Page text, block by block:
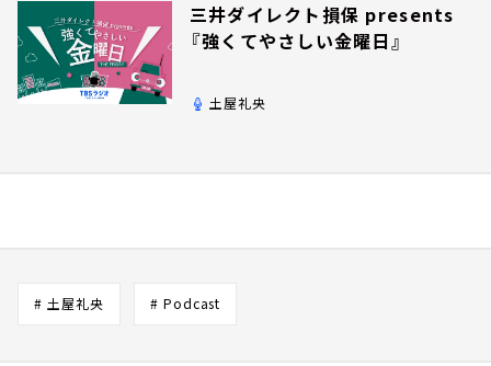
三井ダイレクト損保 presents
『強くてやさしい金曜日』
土屋礼央
# 土屋礼央 # Podcast